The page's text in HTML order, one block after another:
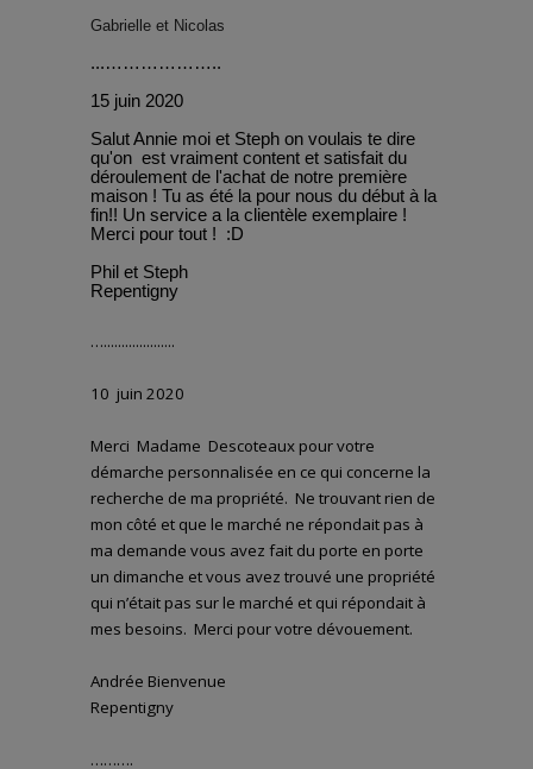
Gabrielle et Nicolas
...………………..
15 juin 2020
Salut Annie moi et Steph on voulais te dire
qu'on est vraiment content et satisfait du
déroulement de l'achat de notre première
maison ! Tu as été la pour nous du début à la
fin!! Un service a la clientèle exemplaire !
Merci pour tout ! :D
Phil et Steph
Repentigny
…....................
10 juin 2020
Merci Madame Descoteaux pour votre
démarche personnalisée en ce qui concerne la
recherche de ma propriété. Ne trouvant rien de
mon côté et que le marché ne répondait pas à
ma demande vous avez fait du porte en porte
un dimanche et vous avez trouvé une propriété
qui n’était pas sur le marché et qui répondait à
mes besoins. Merci pour votre dévouement.
Andrée Bienvenue
Repentigny
……….